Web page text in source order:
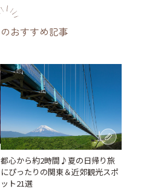
のおすすめ記事
都心から約2時間♪夏の日帰り旅
にぴったりの関東＆近郊観光スポ
ット21選